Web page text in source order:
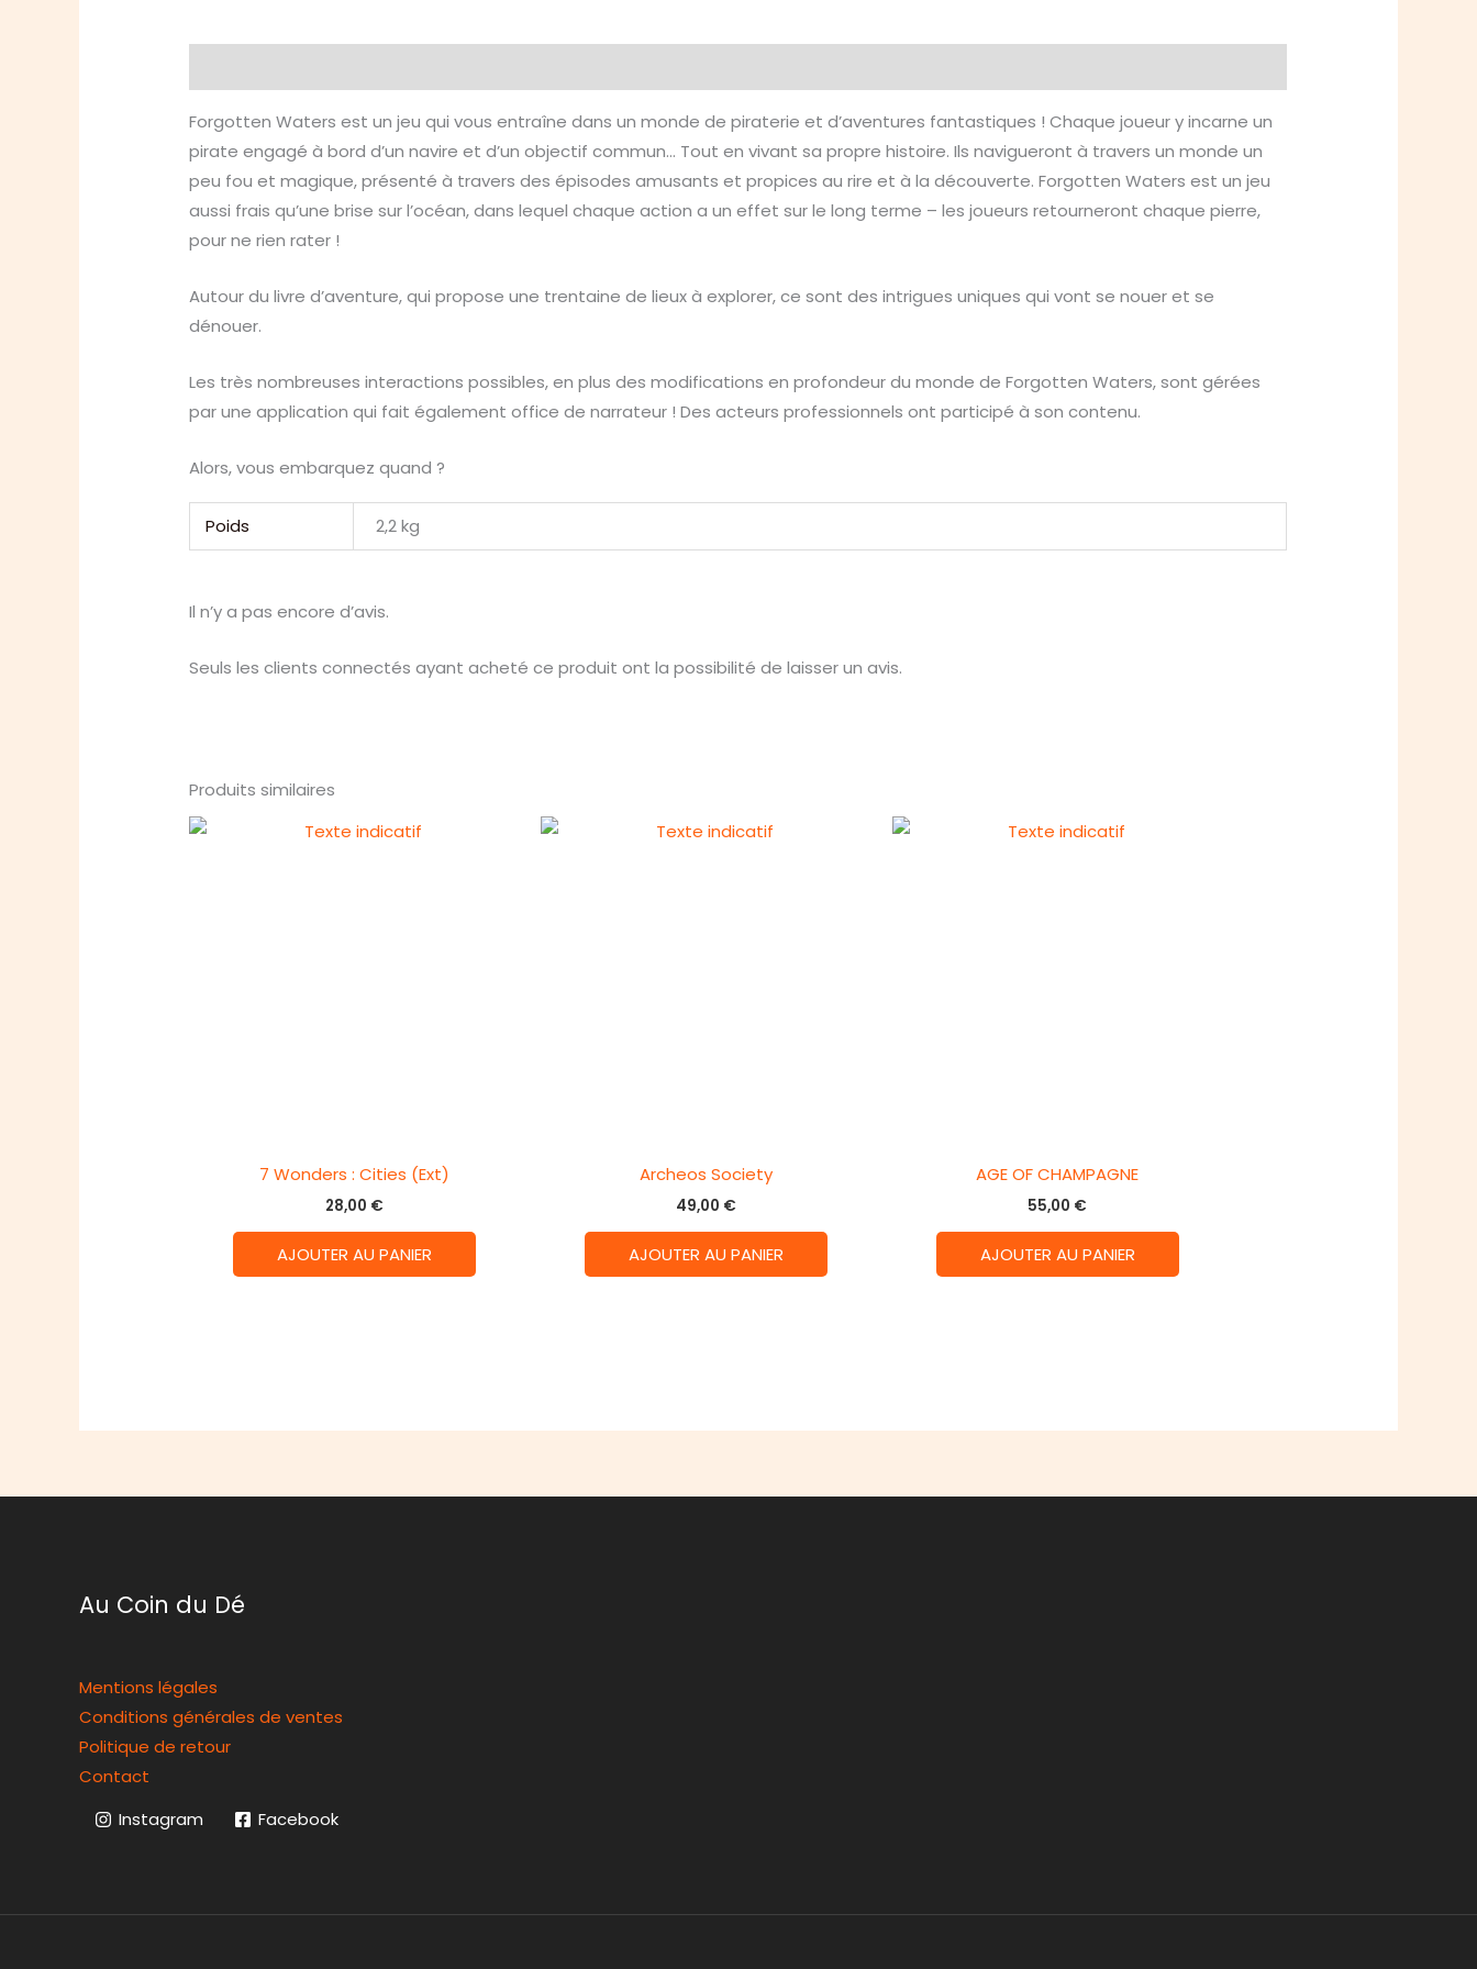
Forgotten Waters est un jeu qui vous entraîne dans un monde de piraterie et d’aventures fantastiques ! Chaque joueur y incarne un
pirate engagé à bord d’un navire et d’un objectif commun… Tout en vivant sa propre histoire. Ils navigueront à travers un monde un
peu fou et magique, présenté à travers des épisodes amusants et propices au rire et à la découverte. Forgotten Waters est un jeu
aussi frais qu’une brise sur l’océan, dans lequel chaque action a un effet sur le long terme – les joueurs retourneront chaque pierre,
pour ne rien rater !
Autour du livre d’aventure, qui propose une trentaine de lieux à explorer, ce sont des intrigues uniques qui vont se nouer et se
dénouer.
Les très nombreuses interactions possibles, en plus des modifications en profondeur du monde de Forgotten Waters, sont gérées
par une application qui fait également office de narrateur ! Des acteurs professionnels ont participé à son contenu.
Alors, vous embarquez quand ?
Poids 2,2 kg
Il n’y a pas encore d’avis.
Seuls les clients connectés ayant acheté ce produit ont la possibilité de laisser un avis.
Produits similaires
7 Wonders : Cities (Ext)
28,00 €
AJOUTER AU PANIER
Archeos Society
49,00 €
AJOUTER AU PANIER
AGE OF CHAMPAGNE
55,00 €
AJOUTER AU PANIER
Au Coin du Dé
Mentions légales
Conditions générales de ventes
Politique de retour
Contact
Instagram
Facebook